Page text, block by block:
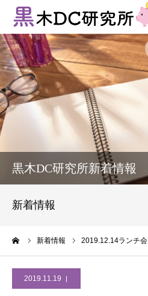
黒木DC研究所新着情報
新着情報
新着情報 2019.12.14ランチ会
2019.11.19
法人向けサービス
個人向けサービス
新着情報
お問い合わせ